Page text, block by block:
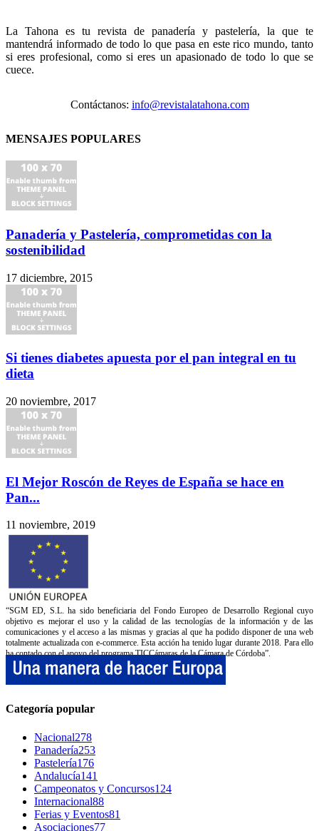
La Tahona es tu revista de panadería y pastelería, la que te
mantendrá informado de todo lo que pasa en este rico mundo, tanto
si eres profesional, como si eres un apasionado de todo lo que se
cuece.
Contáctanos: info@revistalatahona.com
MENSAJES POPULARES
Panadería y Pastelería, comprometidas con la
sostenibilidad
17 diciembre, 2015
Si tienes diabetes apuesta por el pan integral en tu
dieta
20 noviembre, 2017
El Mejor Roscón de Reyes de España se hace en
Pan...
11 noviembre, 2019
“SGM ED, S.L. ha sido beneficiaria del Fondo Europeo de Desarrollo Regional cuyo
objetivo es mejorar el uso y la calidad de las tecnologías de la información y de las
comunicaciones y el acceso a las mismas y gracias al que ha podido disponer de una web
totalmente actualizada con e-commerce. Esta acción ha tenido lugar durante 2018. Para ello
ha contado con el apoyo del programa TICCámaras de la Cámara de Córdoba”.
Categoría popular
Nacional278
Panadería253
Pastelería176
Andalucía141
Campeonatos y Concursos124
Internacional88
Ferias y Eventos81
Asociaciones77